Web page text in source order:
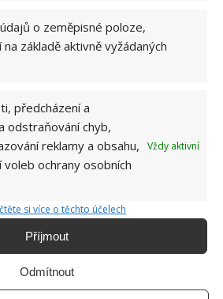
o zeměpisné poloze,
základě aktivně vyžádaných
předcházení a
odstraňování chyb,
reklamy a obsahu,
voleb ochrany osobních
Vždy aktivní
si více o těchto účelech
Příjmout
Odmítnout
navazuje na obývací prostor,
společně a vítat zde návštěvy.
ložnice, která není stavebně
využita posuvná příčka z polic.